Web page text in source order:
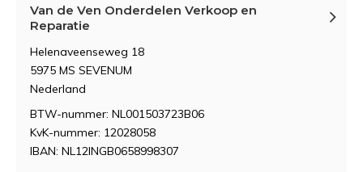
Van de Ven Onderdelen Verkoop en
Reparatie
Helenaveenseweg 18
5975 MS SEVENUM
Nederland
BTW-nummer: NL001503723B06
KvK-nummer: 12028058
IBAN: NL12INGB0658998307